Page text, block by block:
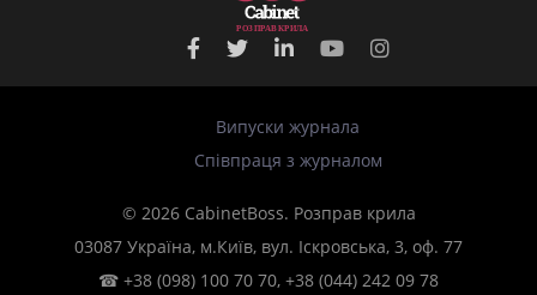
РОЗПРАВКРИЛА
Випуски журнала
Співпраця з журналом
© 2026 CabinetBoss. Розправ крила
03087 Україна, м.Київ, вул. Іскровська, 3, оф. 77
☎ +38 (098) 100 70 70, +38 (044) 242 09 78